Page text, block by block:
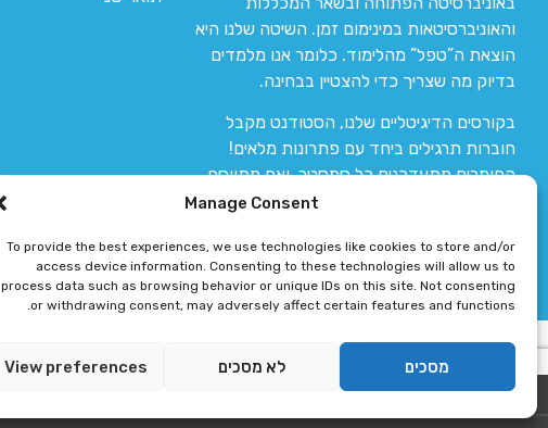
Manage Consent
To provide the best experiences, we use technologies like cookies to store and/or
access device information. Consenting to these technologies will allow us to
process data such as browsing behavior or unique IDs on this site. Not consenting
or withdrawing consent, may adversely affect certain features and functions.
מסכים לא מסכים View preferences
והאוניברסיטאות במינימום זמן. השיטה שלנו היא
הוצאת ה”טפל” מהלימוד. כלומר אנו מלמדים
בדיוק מה שצריך כדי להצטיין בבחינה.
בקורסים הדיגיטליים שלנו, הסטודנט מקבל
חוברות תרגילים ביחד עם פתרונות מלאים!
החומרים מתעדכנים כל סמסטר, ואם מתווסף
חומר חדש אז הקורס מתעדכן יחד איתו.